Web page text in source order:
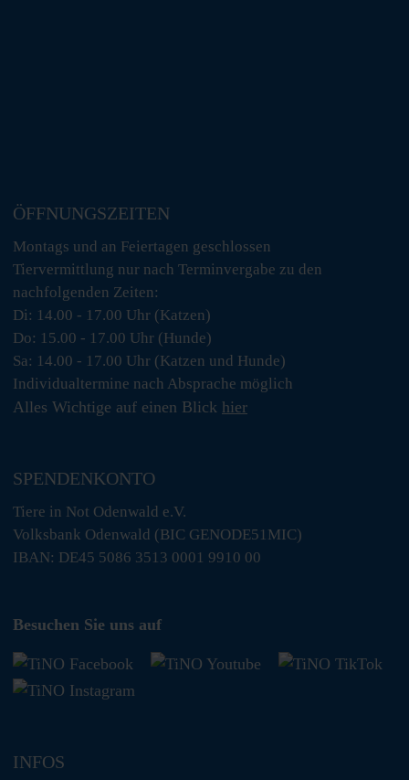
ÖFFNUNGSZEITEN
Montags und an Feiertagen geschlossen
Tiervermittlung nur nach Terminvergabe zu den
nachfolgenden Zeiten:
Di: 14.00 - 17.00 Uhr (Katzen)
Do: 15.00 - 17.00 Uhr (Hunde)
Sa: 14.00 - 17.00 Uhr (Katzen und Hunde)
Individualtermine nach Absprache möglich
Alles Wichtige auf einen Blick hier
SPENDENKONTO
Tiere in Not Odenwald e.V.
Volksbank Odenwald (BIC GENODE51MIC)
IBAN: DE45 5086 3513 0001 9910 00
Besuchen Sie uns auf
INFOS